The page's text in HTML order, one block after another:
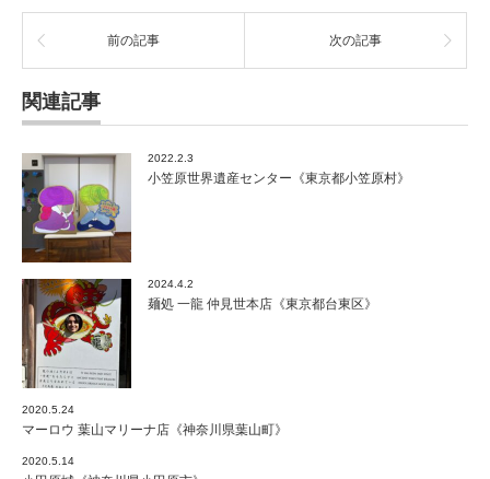
ャ
ー
フ
ォ
ス
ト
《神
奈
川
県
相
模
原
市》
は
前の記事 次の記事
関連記事
2022.2.3
小笠原世界遺産センター《東京都小笠原村》
2024.4.2
麺処 一龍 仲見世本店《東京都台東区》
2020.5.24
マーロウ 葉山マリーナ店《神奈川県葉山町》
2020.5.14